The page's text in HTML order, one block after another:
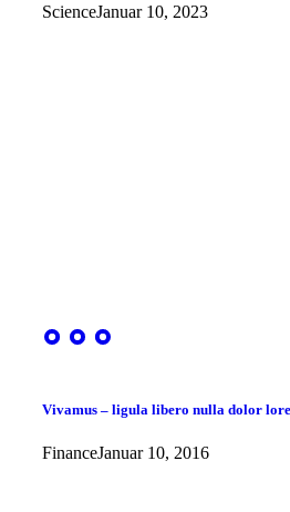
ScienceJanuar 10, 2023
Vivamus – ligula libero nulla dolor
FinanceJanuar 10, 2016